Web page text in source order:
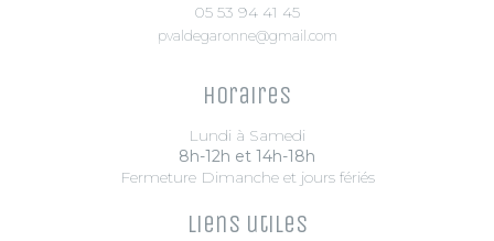
05 53 94 41 45
pvaldegaronne@gmail.com
Horaires
Lundi à Samedi
8h-12h et 14h-18h
Fermeture Dimanche et jours fériés
Liens utiles